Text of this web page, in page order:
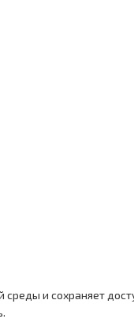
и сохраняет